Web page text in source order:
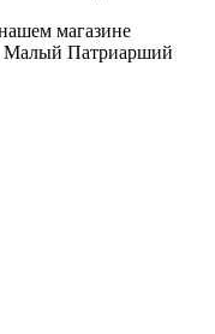
магазине
Малый Патриарший